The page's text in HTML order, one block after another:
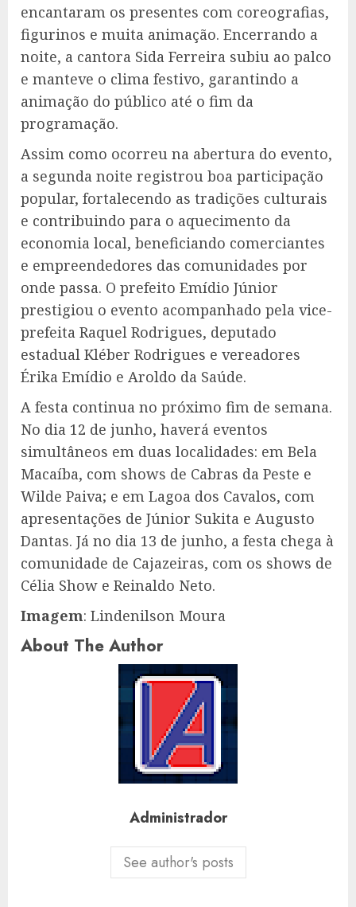
encantaram os presentes com coreografias,
figurinos e muita animação. Encerrando a
noite, a cantora Sida Ferreira subiu ao palco
e manteve o clima festivo, garantindo a
animação do público até o fim da
programação.
Assim como ocorreu na abertura do evento,
a segunda noite registrou boa participação
popular, fortalecendo as tradições culturais
e contribuindo para o aquecimento da
economia local, beneficiando comerciantes
e empreendedores das comunidades por
onde passa. O prefeito Emídio Júnior
prestigiou o evento acompanhado pela vice-
prefeita Raquel Rodrigues, deputado
estadual Kléber Rodrigues e vereadores
Érika Emídio e Aroldo da Saúde.
A festa continua no próximo fim de semana.
No dia 12 de junho, haverá eventos
simultâneos em duas localidades: em Bela
Macaíba, com shows de Cabras da Peste e
Wilde Paiva; e em Lagoa dos Cavalos, com
apresentações de Júnior Sukita e Augusto
Dantas. Já no dia 13 de junho, a festa chega à
comunidade de Cajazeiras, com os shows de
Célia Show e Reinaldo Neto.
Imagem: Lindenilson Moura
About The Author
Administrador
See author's posts